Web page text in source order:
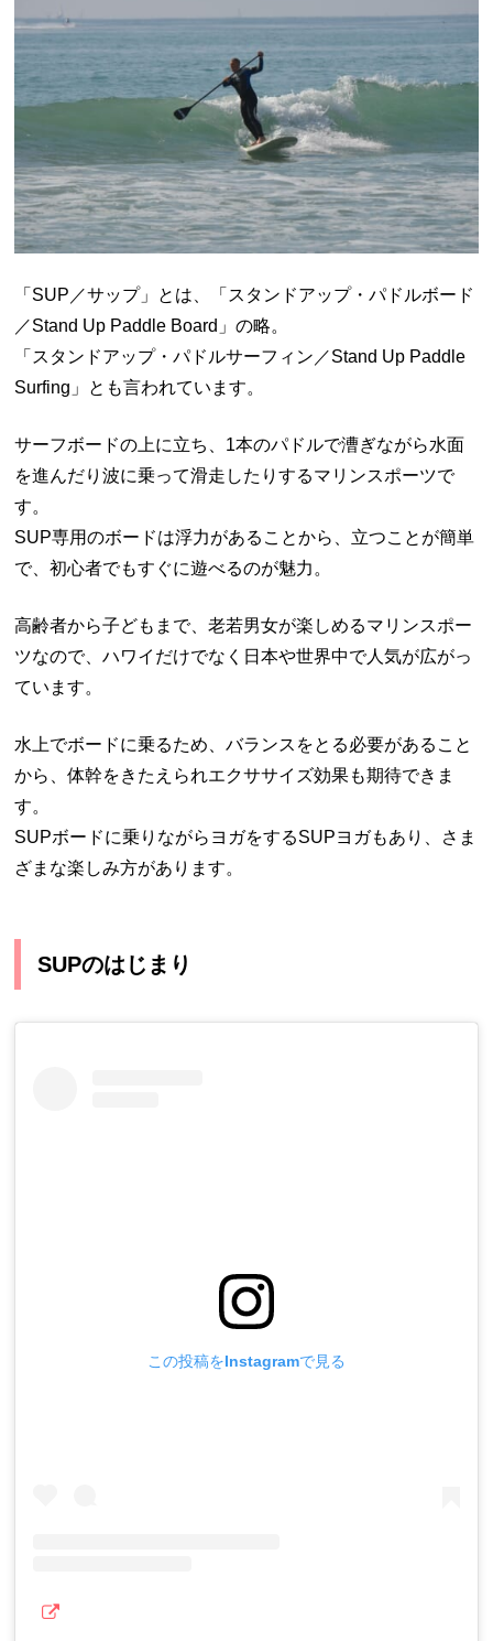
「SUP／サップ」とは、「スタンドアップ・パドルボード
／Stand Up Paddle Board」の略。
「スタンドアップ・パドルサーフィン／Stand Up Paddle
Surfing」とも言われています。
サーフボードの上に立ち、1本のパドルで漕ぎながら水面
を進んだり波に乗って滑走したりするマリンスポーツで
す。
SUP専用のボードは浮力があることから、立つことが簡単
で、初心者でもすぐに遊べるのが魅力。
高齢者から子どもまで、老若男女が楽しめるマリンスポー
ツなので、ハワイだけでなく日本や世界中で人気が広がっ
ています。
水上でボードに乗るため、バランスをとる必要があること
から、体幹をきたえられエクササイズ効果も期待できま
す。
SUPボードに乗りながらヨガをするSUPヨガもあり、さま
ざまな楽しみ方があります。
SUPのはじまり
この投稿をInstagramで見る